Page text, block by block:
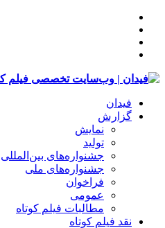
فیدان
گزارش
نمایش
تولید
‌‌جشنواره‌های بین‌المللی
جشنواره‌های ملی
فراخوان
عمومی
مطالبات فیلم کوتاه
نقد فیلم کوتاه